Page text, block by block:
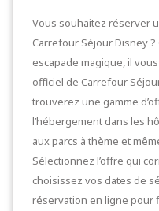
Vous souhaitez réserver
Carrefour Séjour Disney ?
escapade magique, il
officiel de Carrefour
trouverez une gamme
l’hébergement dans les
aux parcs à thème et
Sélectionnez l’offre qui
choisissez vos dates de
réservation en ligne pour